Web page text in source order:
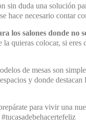
sin duda una solución
hace necesario contar
los salones donde no
la quieras colocar, si
de mesas son
y donde
para vivir una